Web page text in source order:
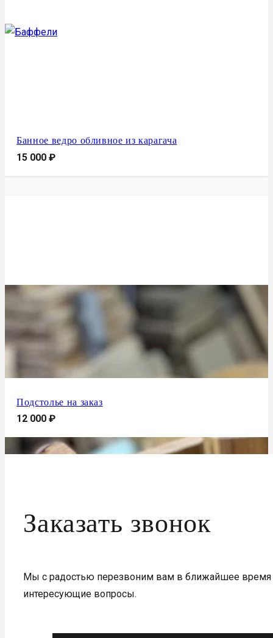
Банное ведро обливное из карагача
15 000₽
Подстолье на заказ
12 000₽
Заказать звонок
Мы с радостью перезвоним вам в ближайшее время
интересующие вопросы.